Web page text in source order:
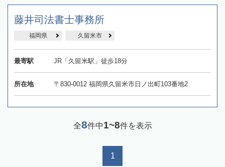
藤井司法書士事務所
福岡県 久留米市
最寄駅 JR「久留米駅」徒歩18分
所在地 〒830-0012 福岡県久留米市日ノ出町103番地2
全8件中1~8件を表示
1